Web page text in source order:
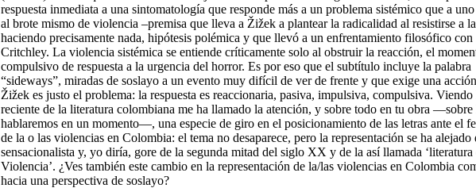
respuesta inmediata a una sintomatología que responde más a un problema sistémico que a
al brote mismo de violencia –premisa que lleva a Žižek a plantear la radicalidad al resistirse a
haciendo precisamente nada, hipótesis polémica y que llevó a un enfrentamiento filosófico con
Critchley. La violencia sistémica se entiende críticamente solo al obstruir la reacción, el
compulsivo de respuesta a la urgencia del horror. Es por eso que el subtítulo incluye la palabra
“sideways”, miradas de soslayo a un evento muy difícil de ver de frente y que exige una
Žižek es justo el problema: la respuesta es reaccionaria, pasiva, impulsiva, compulsiva. Viendo
reciente de la literatura colombiana me ha llamado la atención, y sobre todo en tu obra —sobre
hablaremos en un momento—, una especie de giro en el posicionamiento de las letras ante el
de la o las violencias en Colombia: el tema no desaparece, pero la representación se ha alejado
sensacionalista y, yo diría, gore de la segunda mitad del siglo XX y de la así llamada ‘literatura
Violencia’. ¿Ves también este cambio en la representación de la/las violencias en Colombia
hacia una perspectiva de soslayo?